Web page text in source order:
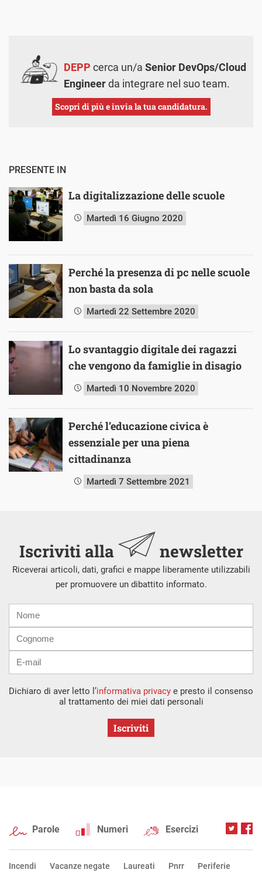
DEPP cerca un/a Senior DevOps/Cloud
Engineerda integrare nel suo team.
Scopri di più e invia la tua candidatura.
PRESENTE IN
La digitalizzazione delle scuole
Martedì 16 Giugno 2020
Perché la presenza di pc nelle scuole
non basta da sola
Martedì 22 Settembre 2020
Lo svantaggio digitale dei ragazzi
che vengono da famiglie in disagio
Martedì 10 Novembre 2020
Perché l’educazione civica è
essenziale per una piena
cittadinanza
Martedì 7 Settembre 2021
Iscriviti alla newsletter
Riceverai articoli, dati, grafici e mappe liberamente utilizzabili
per promuovere un dibattito informato.
mail
Dichiaro di aver letto l’informativa privacy e presto il consenso
al trattamento dei miei dati personali
Iscriviti
Parole Numeri Esercizi
Incendi Vacanze negate Laureati Pnrr Periferie